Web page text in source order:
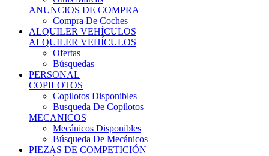
Motores
Refrigeración
Electrónica
Cajas De Cambio
Sistemas De Escape
Carrocería
Depositos
Suspensiones
Frenos
Iluminación
Llantas
NEUMÁTICOS DE ASFALTO
Asfalto 13 O Menos
Asfalto 14p